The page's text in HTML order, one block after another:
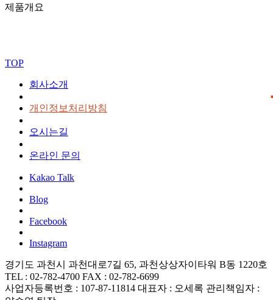
제품개요
TOP
회사소개
개인정보처리방침
오시는길
온라인 문의
Kakao Talk
Blog
Facebook
Instagram
경기도 과천시 과천대로7길 65, 과천상상자이타워 B동 1220호
TEL : 02-782-4700 FAX : 02-782-6699
사업자등록번호 : 107-87-11814 대표자 : 오세록 관리책임자 :